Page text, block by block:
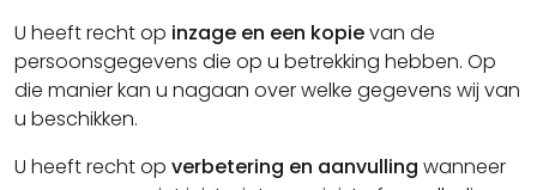
U heeft recht op inzage en een kopievan de
persoonsgegevens die op u betrekking hebben. Op
die manier kan u nagaan over welke gegevens wij van
u beschikken.
U heeft recht op verbetering en aanvulling wanneer